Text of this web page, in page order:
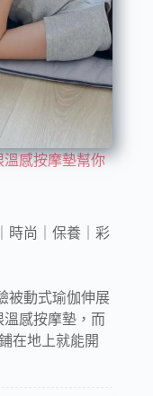
溫感按摩墊幫你
時尚｜保養｜彩
被動式瑜伽伸展
溫感按摩墊，而
在地上就能開